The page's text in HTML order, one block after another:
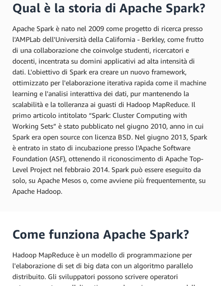
Qual è la storia di Apache Spark?
Apache Spark è nato nel 2009 come progetto di ricerca presso
l'AMPLab dell'Università della California - Berkley, come frutto
di una collaborazione che coinvolge studenti, ricercatori e
docenti, incentrata su domini applicativi ad alta intensità di
dati. L'obiettivo di Spark era creare un nuovo framework,
ottimizzato per l'elaborazione iterativa rapida come il machine
learning e l'analisi interattiva dei dati, pur mantenendo la
scalabilità e la tolleranza ai guasti di Hadoop MapReduce. Il
primo articolo intitolato “Spark: Cluster Computing with
Working Sets” è stato pubblicato nel giugno 2010, anno in cui
Spark era open source con licenza BSD. Nel giugno 2013, Spark
è entrato in stato di incubazione presso l'Apache Software
Foundation (ASF), ottenendo il riconoscimento di Apache Top-
Level Project nel febbraio 2014. Spark può essere eseguito da
solo, su Apache Mesos o, come avviene più frequentemente, su
Apache Hadoop.
Come funziona Apache Spark?
Hadoop MapReduce è un modello di programmazione per
l'elaborazione di set di big data con un algoritmo parallelo
distribuito. Gli sviluppatori possono scrivere operatori